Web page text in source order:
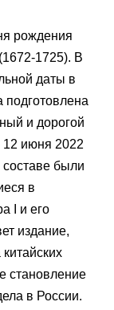
рождения
1725). В
даты в
и дорогой
12 июня 2022
были
в
I и его
издание,
становление
в России.